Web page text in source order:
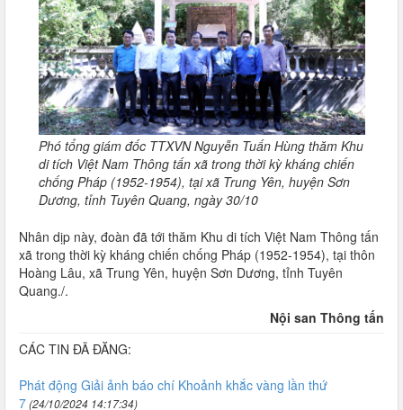
Phó tổng giám đốc TTXVN Nguyễn Tuấn Hùng thăm Khu
di tích Việt Nam Thông tấn xã trong thời kỳ kháng chiến
chống Pháp (1952-1954), tại xã Trung Yên, huyện Sơn
Dương, tỉnh Tuyên Quang, ngày 30/10
Nhân dịp này, đoàn đã tới thăm Khu di tích Việt Nam Thông tấn
xã trong thời kỳ kháng chiến chống Pháp (1952-1954), tại thôn
Hoàng Lâu, xã Trung Yên, huyện Sơn Dương, tỉnh Tuyên
Quang./.
Nội san Thông tấn
CÁC TIN ĐÃ ĐĂNG:
Phát động Giải ảnh báo chí Khoảnh khắc vàng lần thứ
7(24/10/2024 14:17:34)